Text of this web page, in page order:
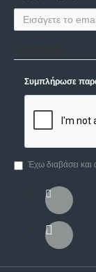
Συμπλήρωσε
Έχω διαβάσει και